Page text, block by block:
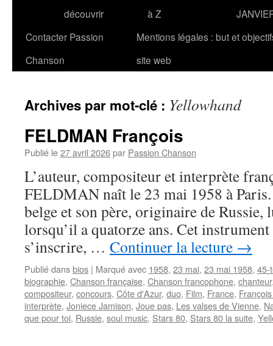
découvrir
à Z
Contacter Passion
Chanson
Mentions légales : but et
site web
Archives par mot-clé : Yellowhand
FELDMAN François
Publié le27 avril 2026par Passion Chanson
L’auteur, compositeur et interprète
FELDMAN naît le 23 mai 1958 à Paris.
belge et son père, originaire de
lorsqu’il a quatorze ans. Cet instrument
s’inscrire, … Continuer la lecture →
Publié dansbios | Marqué avec 1958, 23 mai, 23 mai 1958, 45-
biographie, Chanson française, Chanson francophone, chanteur
compositeur, concours, Côte d'Azur, duo, Film, France,
interprète, Joniece Jamison, Joue pas, Les valses de Vienne,
que pour toi, Russie, soul music, Stars 80, Stars 80 la suite,